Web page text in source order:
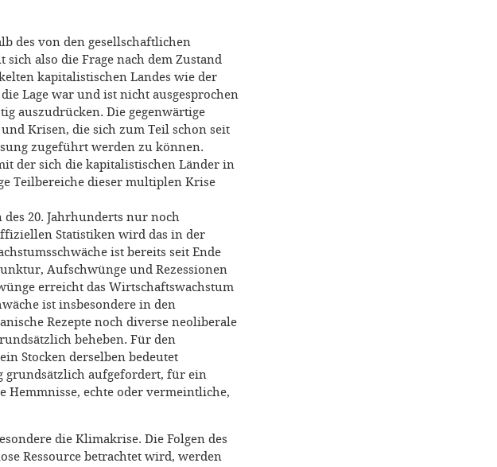
des von den gesellschaftlichen
also die Frage nach dem Zustand
kapitalistischen Landes wie der
Lage war und ist nicht ausgesprochen
auszudrücken. Die gegenwärtige
Krisen, die sich zum Teil schon seit
zugeführt werden zu können.
der sich die kapitalistischen Länder in
Teilbereiche dieser multiplen Krise
20. Jahrhunderts nur noch
Statistiken wird das in der
ist bereits seit Ende
Aufschwünge und Rezessionen
erreicht das Wirtschaftswachstum
ist insbesondere in den
Rezepte noch diverse neoliberale
beheben. Für den
Stocken derselben bedeutet
grundsätzlich aufgefordert, für ein
Hemmnisse, echte oder vermeintliche,
die Klimakrise. Die Folgen des
Ressource betrachtet wird, werden